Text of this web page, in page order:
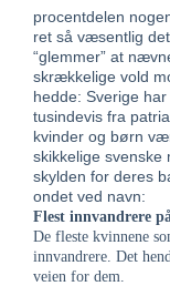
procentdelen
ret så væsentlig
“glemmer” at
skrækkelige vold
hedde: Sverige
tusindevis fra
kvinder og børn
skikkelige
skylden for deres
ondet ved navn:
Flest innvandrere
De fleste kvinnene
innvandrere. Det
veien for dem.